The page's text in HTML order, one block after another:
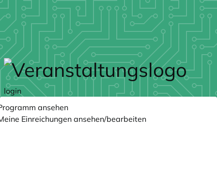
Zum Hauptteil springen
login
Einreichungen ansehen/bearbeiten
ansehen